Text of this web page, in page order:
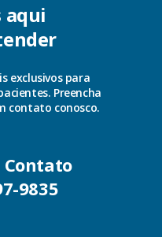
aqui
exclusivos para
Preencha
contato conosco.
Contato
9835